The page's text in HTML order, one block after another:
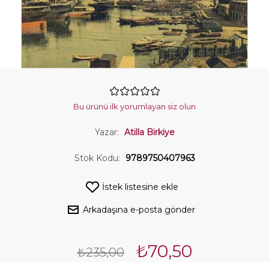
Bu ürünü ilk yorumlayan siz olun
Yazar: Atilla Birkiye
Stok Kodu: 9789750407963
İstek listesine ekle
Arkadaşına e-posta gönder
₺235,00 ₺70,50